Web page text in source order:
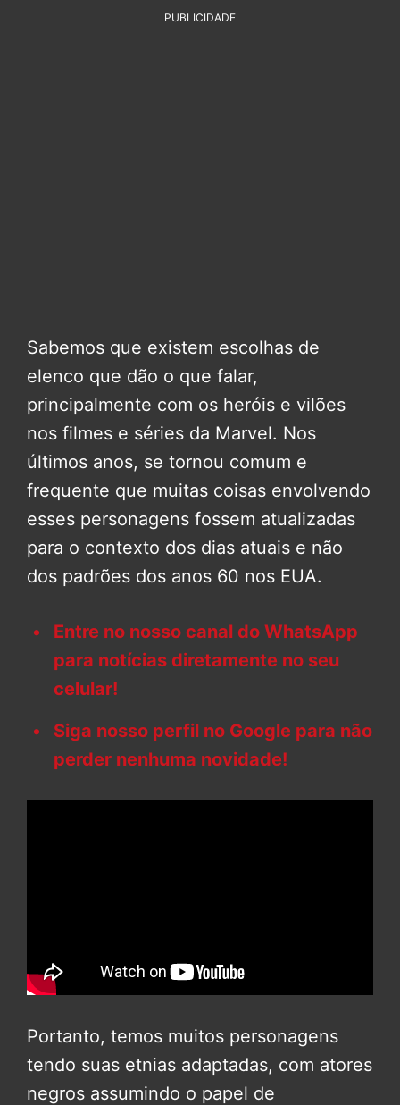
PUBLICIDADE
Sabemos que existem escolhas de
elenco que dão o que falar,
principalmente com os heróis e vilões
nos filmes e séries da Marvel. Nos
últimos anos, se tornou comum e
frequente que muitas coisas envolvendo
esses personagens fossem atualizadas
para o contexto dos dias atuais e não
dos padrões dos anos 60 nos EUA.
Entre no nosso canal do WhatsApp
para notícias diretamente no seu
celular!
Siga nosso perfil no Google para não
perder nenhuma novidade!
Portanto, temos muitos personagens
tendo suas etnias adaptadas, com atores
negros assumindo o papel de